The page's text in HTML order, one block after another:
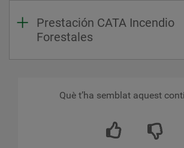
Prestación CATA Incendio
Forestales
Què t’ha semblat aquest